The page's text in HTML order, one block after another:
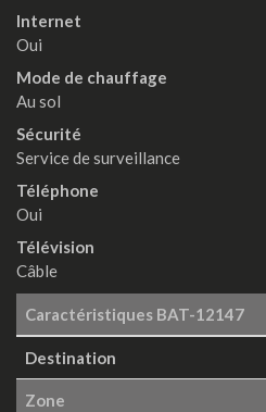
Internet
Oui
Mode de chauffage
Au sol
Sécurité
Service de surveillance
Téléphone
Oui
Télévision
Câble
Caractéristiques BAT-12147
Destination
Zone